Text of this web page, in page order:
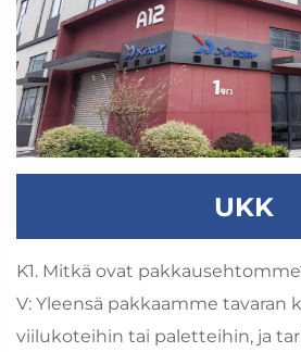
UKK
K1. Mitkä ovat
V: Yleensä pakkaamme tavaran
viilukoteihin tai paletteihin, ja